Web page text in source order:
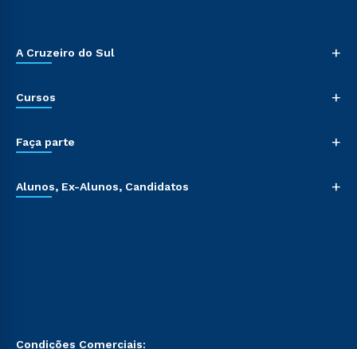
A Cruzeiro do Sul +
Cursos +
Faça parte +
Alunos, Ex-Alunos, Candidatos +
Condições Comerciais: